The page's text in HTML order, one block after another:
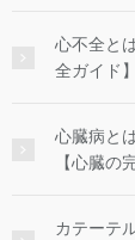
心不全と
全ガイド】
心臓病と
【心臓の
カテーテ